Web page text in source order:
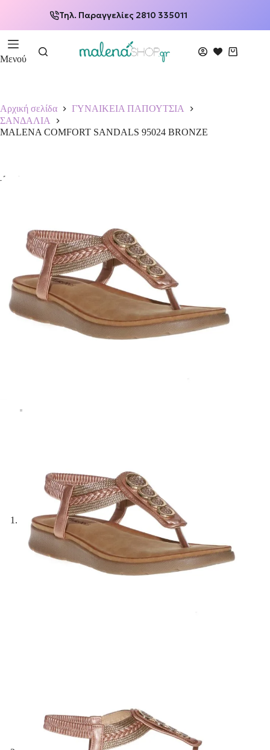
Τηλ. Παραγγελίες 2810 335011
Μενού
Αρχική σελίδα
ΓΥΝΑΙΚΕΙΑ ΠΑΠΟΥΤΣΙΑ
ΣΑΝΔΑΛΙΑ
MALENA COMFORT SANDALS 95024 BRONZE
-50%